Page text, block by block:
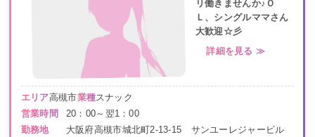
リ働きませんか♪Ｏ
Ｌ、シングルママさん
大歓迎☆彡
詳細を見る ≫
エリア高槻市業種スナック
営業時間
20：00～翌1：00
勤務地
大阪府高槻市城北町2-13-15 サンユーレジャービル